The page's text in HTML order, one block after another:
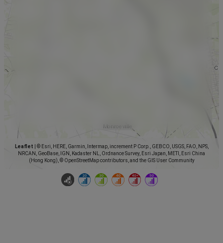
Leaflet
© Esri, HERE, Garmin, Intermap, increment P Corp., GEBCO, USGS, FAO, NPS,
NRCAN, GeoBase, IGN, Kadaster NL, Ordnance Survey, Esri Japan, METI, Esri China
(Hong Kong), © OpenStreetMap contributors, and the GIS User Community